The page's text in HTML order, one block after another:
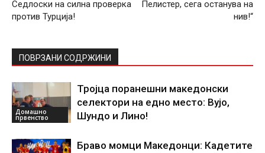
Седлоски на силна проверка
против Турција!
Пелистер, сега останува на
нив!“
ПОВРЗАНИ СОДРЖИНИ
Домашно
првенство
Тројца поранешни македонски
селектори на едно место: Вујо,
Шундо и Лино!
Браво момци Македонци: Кадетите